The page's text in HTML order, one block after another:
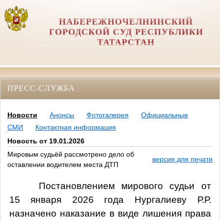
НАБЕРЕЖНОЧЕЛНИНСКИЙ
ГОРОДСКОЙ СУД РЕСПУБЛИКИ
ТАТАРСТАН
ПРЕСС-СЛУЖБА
Новости Анонсы Фотогалерея
Официальные
СМИ
Контактная информация
Новость от 19.01.2026
Мировым судьёй рассмотрено дело об
оставлении водителем места ДТП
версия для печати
Постановлением мирового судьи от
15 января 2026 года Нургалиеву Р.Р.
назначено наказание в виде лишения права